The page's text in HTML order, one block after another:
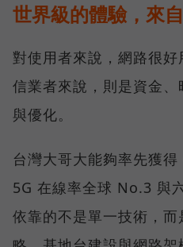
世界級的體驗，來
對使用者來說，網路很
信業者來說，則是資金
與優化。
台灣大哥大能夠率先獲
5G 在線率全球 No.3 與
依靠的不是單一技術，